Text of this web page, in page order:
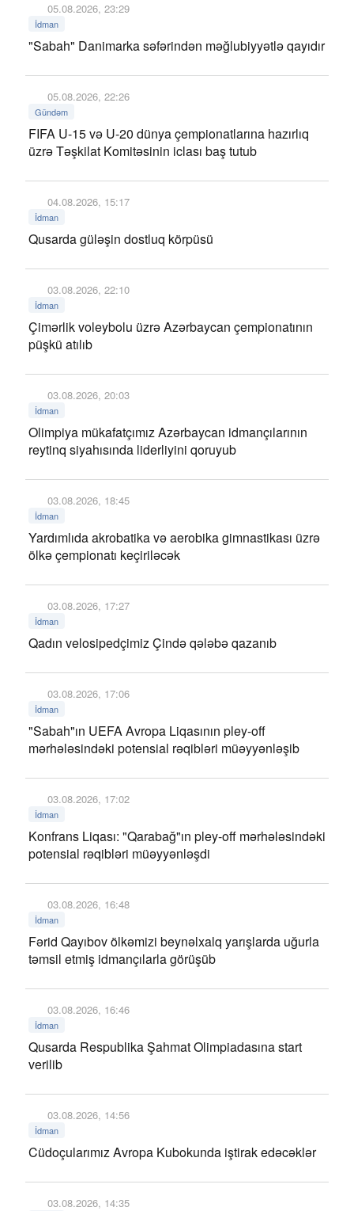
05.08.2026, 23:29
İdman
"Sabah" Danimarka səfərindən məğlubiyyətlə qayıdır
05.08.2026, 22:26
Gündəm
FIFA U-15 və U-20 dünya çempionatlarına hazırlıq
üzrə Təşkilat Komitəsinin iclası baş tutub
04.08.2026, 15:17
İdman
Qusarda güləşin dostluq körpüsü
03.08.2026, 22:10
İdman
Çimərlik voleybolu üzrə Azərbaycan çempionatının
püşkü atılıb
03.08.2026, 20:03
İdman
Olimpiya mükafatçımız Azərbaycan idmançılarının
reytinq siyahısında liderliyini qoruyub
03.08.2026, 18:45
İdman
Yardımlıda akrobatika və aerobika gimnastikası üzrə
ölkə çempionatı keçiriləcək
03.08.2026, 17:27
İdman
Qadın velosipedçimiz Çində qələbə qazanıb
03.08.2026, 17:06
İdman
"Sabah"ın UEFA Avropa Liqasının pley-off
mərhələsindəki potensial rəqibləri müəyyənləşib
03.08.2026, 17:02
İdman
Konfrans Liqası: "Qarabağ"ın pley-off mərhələsindəki
potensial rəqibləri müəyyənləşdi
03.08.2026, 16:48
İdman
Fərid Qayıbov ölkəmizi beynəlxalq yarışlarda uğurla
təmsil etmiş idmançılarla görüşüb
03.08.2026, 16:46
İdman
Qusarda Respublika Şahmat Olimpiadasına start
verilib
03.08.2026, 14:56
İdman
Cüdoçularımız Avropa Kubokunda iştirak edəcəklər
03.08.2026, 14:35